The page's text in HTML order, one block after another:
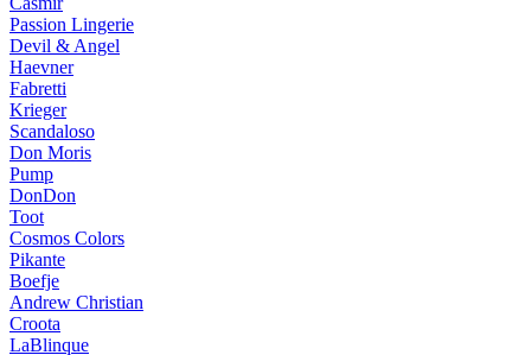
Passion Lingerie
Devil & Angel
Haevner
Fabretti
Krieger
Scandaloso
Don Moris
Pump
DonDon
Toot
Cosmos Colors
Pikante
Boefje
Andrew Christian
Croota
LaBlinque